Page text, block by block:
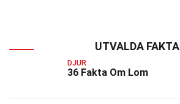
UTVALDA FAKTA
DJUR
36 Fakta Om Lom